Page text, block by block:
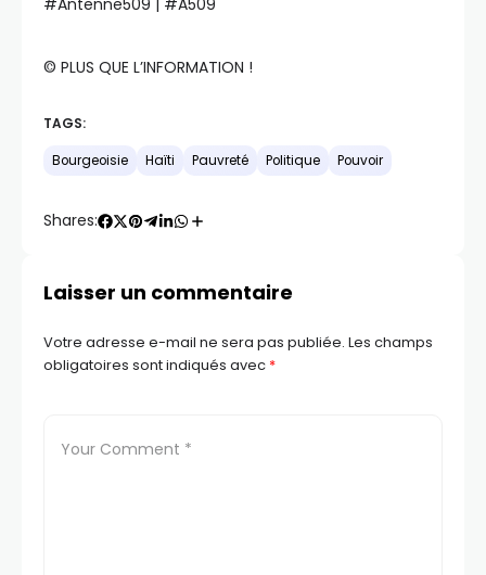
#Antenne509 | #A509
©️ PLUS QUE L’INFORMATION !
TAGS:
Bourgeoisie Haïti Pauvreté Politique Pouvoir
Shares:
Laisser un commentaire
Votre adresse e-mail ne sera pas publiée. Les champs
obligatoires sont indiqués avec *